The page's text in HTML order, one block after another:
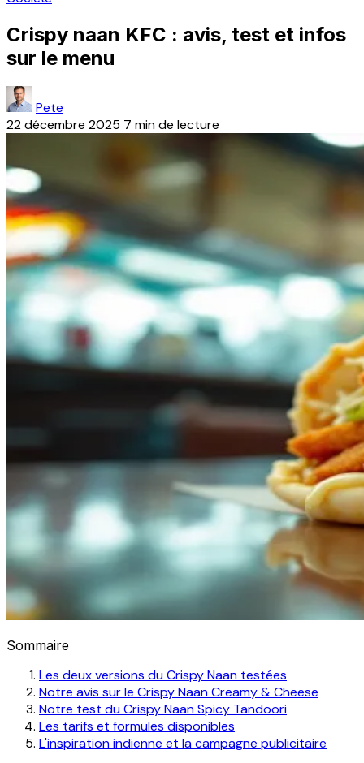
Crispy naan KFC : avis, test et infos
sur le menu
Pete
22 décembre 2025 7 min de lecture
Sommaire
Les deux versions du Crispy Naan testées
Notre avis sur le Crispy Naan Creamy & Cheese
Notre test du Crispy Naan Spicy Tandoori
Les tarifs et formules disponibles
L'inspiration indienne et la campagne publicitaire